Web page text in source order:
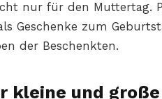
nur für den Muttertag.
Geschenke zum
der Beschenkten.
kleine und